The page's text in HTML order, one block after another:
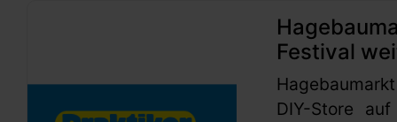
Festival
DIY-Store